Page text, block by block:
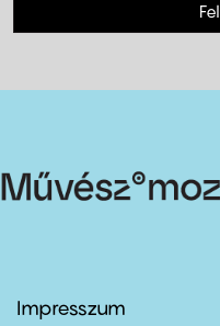
Footer
Impresszum